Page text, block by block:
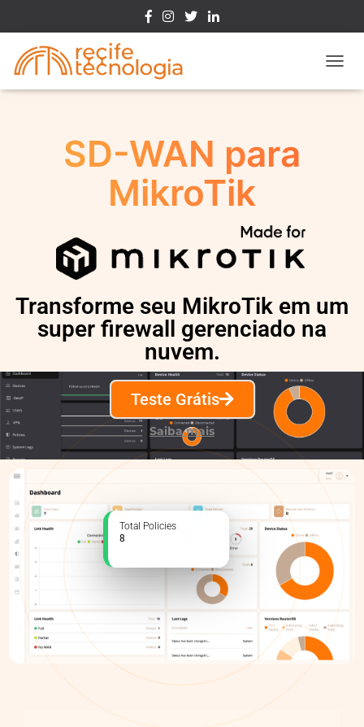
SD-WAN para
MikroTik
Transforme seu MikroTik em um
super firewall gerenciado na
nuvem.
Teste Grátis
Saiba mais
Total Policies
8